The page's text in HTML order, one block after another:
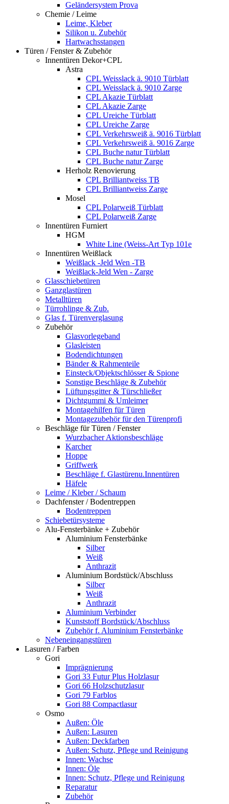
Geländersystem Prova
Chemie / Leime
Leime, Kleber
Silikon u. Zubehör
Hartwachsstangen
Türen / Fenster & Zubehör
Innentüren Dekor+CPL
Astra
CPL Weisslack ä. 9010 Türblatt
CPL Weisslack ä. 9010 Zarge
CPL Akazie Türblatt
CPL Akazie Zarge
CPL Ureiche Türblatt
CPL Ureiche Zarge
CPL Verkehrsweiß ä. 9016 Türblatt
CPL Verkehrsweiß ä. 9016 Zarge
CPL Buche natur Türblatt
CPL Buche natur Zarge
Herholz Renovierung
CPL Brilliantweiss TB
CPL Brilliantweiss Zarge
Mosel
CPL Polarweiß Türblatt
CPL Polarweiß Zarge
Innentüren Furniert
HGM
White Line (Weiss-Art Typ 101e
Innentüren Weißlack
Weißlack -Jeld Wen -TB
Weißlack-Jeld Wen - Zarge
Glasschiebetüren
Ganzglastüren
Metalltüren
Türrohlinge & Zub.
Glas f. Türenverglasung
Zubehör
Glasvorlegeband
Glasleisten
Bodendichtungen
Bänder & Rahmenteile
Einsteck/Objektschlösser & Spione
Sonstige Beschläge & Zubehör
Lüftungsgitter & Türschließer
Dichtgummi & Umleimer
Montagehilfen für Türen
Montagezubehör für den Türenprofi
Beschläge für Türen / Fenster
Wurzbacher Aktionsbeschläge
Karcher
Hoppe
Griffwerk
Beschläge f. Glastürenu.Innentüren
Häfele
Leime / Kleber / Schaum
Dachfenster / Bodentreppen
Bodentreppen
Schiebetürsysteme
Alu-Fensterbänke + Zubehör
Aluminium Fensterbänke
Silber
Weiß
Anthrazit
Aluminium Bordstück/Abschluss
Silber
Weiß
Anthrazit
Aluminium Verbinder
Kunststoff Bordstück/Abschluss
Zubehör f. Aluminium Fensterbänke
Nebeneingangstüren
Lasuren / Farben
Gori
Imprägnierung
Gori 33 Futur Plus Holzlasur
Gori 66 Holzschutzlasur
Gori 79 Farblos
Gori 88 Compactlasur
Osmo
Außen: Öle
Außen: Lasuren
Außen: Deckfarben
Außen: Schutz, Pflege und Reinigung
Innen: Wachse
Innen: Öle
Innen: Schutz, Pflege und Reinigung
Reparatur
Zubehör